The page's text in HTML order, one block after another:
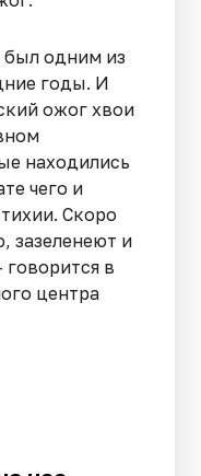
был одним из
годы. И
ожог хвои
находились
чего и
Скоро
зазеленеют и
в
центра